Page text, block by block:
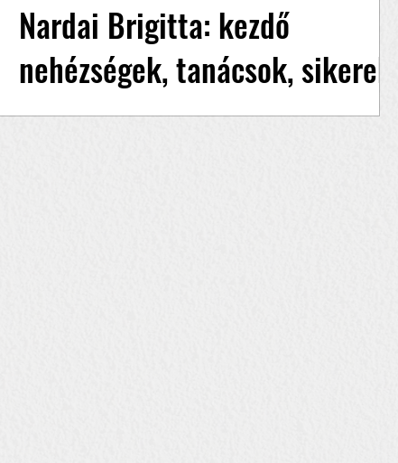
Nardai Brigitta: kezdő
nehézségek, tanácsok, sikerek
mérése, emberi tényezők